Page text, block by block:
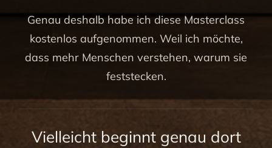
Genau deshalb habe ich diese Masterclass
kostenlos aufgenommen. Weil ich möchte,
dass mehr Menschen verstehen, warum sie
feststecken.
Vielleicht beginnt genau dort